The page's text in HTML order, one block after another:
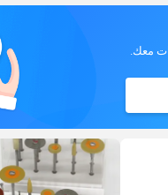
معك.